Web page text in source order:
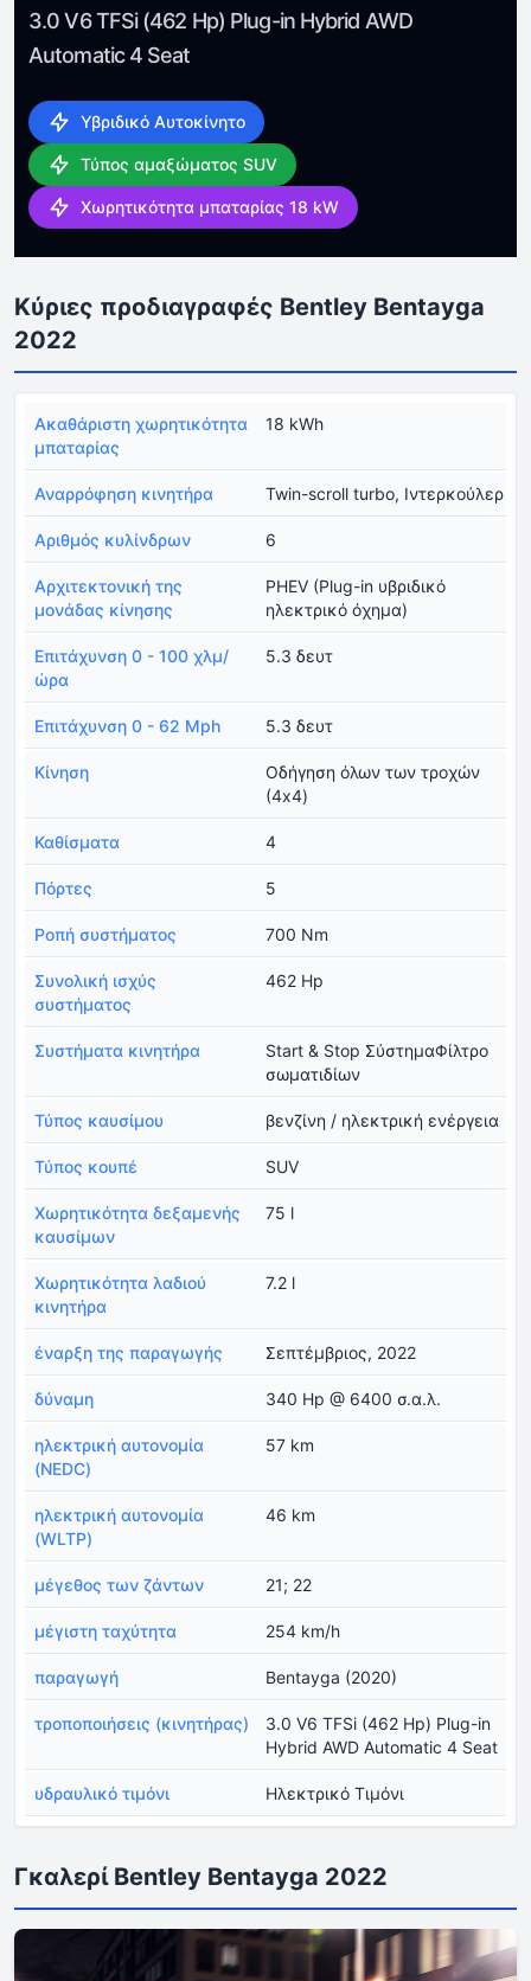
3.0 V6 TFSi (462 Hp) Plug-in Hybrid AWD
Automatic 4 Seat
Υβριδικό Αυτοκίνητο
Τύπος αμαξώματος SUV
Χωρητικότητα μπαταρίας 18 kW
Κύριες προδιαγραφές Bentley Bentayga
2022
Ακαθάριστη χωρητικότητα
μπαταρίας
18 kWh
Αναρρόφηση κινητήρα Twin-scroll turbo, Ιντερκούλερ
Αριθμός κυλίνδρων 6
Αρχιτεκτονική της
μονάδας κίνησης
PHEV (Plug-in υβριδικό
ηλεκτρικό όχημα)
Επιτάχυνση 0 - 100 χλμ/
ώρα
5.3 δευτ
Επιτάχυνση 0 - 62 Mph 5.3 δευτ
Κίνηση
Οδήγηση όλων των τροχών
(4x4)
Καθίσματα 4
Πόρτες 5
Ροπή συστήματος 700 Nm
Συνολική ισχύς
συστήματος
462 Hp
Συστήματα κινητήρα
Start & Stop ΣύστημαΦίλτρο
σωματιδίων
Τύπος καυσίμου βενζίνη / ηλεκτρική ενέργεια
Τύπος κουπέ SUV
Χωρητικότητα δεξαμενής
καυσίμων
75 l
Χωρητικότητα λαδιού
κινητήρα
7.2 l
έναρξη της παραγωγής Σεπτέμβριος, 2022
δύναμη 340 Hp @ 6400 σ.α.λ.
ηλεκτρική αυτονομία
(NEDC)
57 km
ηλεκτρική αυτονομία
(WLTP)
46 km
μέγεθος των ζάντων 21; 22
μέγιστη ταχύτητα 254 km/h
παραγωγή Bentayga (2020)
τροποποιήσεις (κινητήρας)
3.0 V6 TFSi (462 Hp) Plug-in
Hybrid AWD Automatic 4 Seat
υδραυλικό τιμόνι Ηλεκτρικό Τιμόνι
Γκαλερί Bentley Bentayga 2022